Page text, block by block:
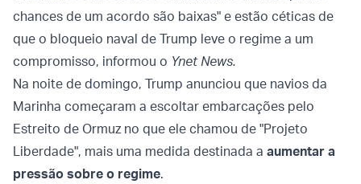
chances de um acordo são baixas" e estão céticas de
que o bloqueio naval de Trump leve o regime a um
compromisso, informou o Ynet News.
Na noite de domingo, Trump anunciou que navios da
Marinha começaram a escoltar embarcações pelo
Estreito de Ormuz no que ele chamou de "Projeto
Liberdade", mais uma medida destinada a aumentar a
pressão sobre o regime.